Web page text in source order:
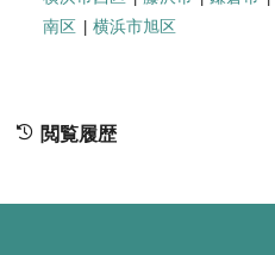
南区
横浜市旭区
閲覧履歴